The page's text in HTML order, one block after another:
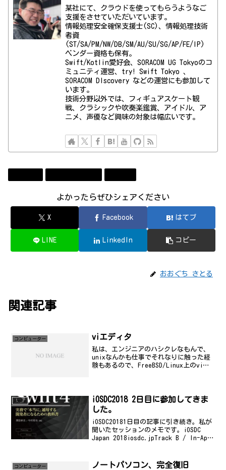
某社にて、クラウドを使ってもらうようなご
支援をさせていただいています。
情報処理安全確保支援士(SC)、情報処理技術
者資
(ST/SA/PM/NW/DB/SM/AU/SU/SG/AP/FE/IP)
ベンダー資格も保有。
Swift/Kotlin愛好会、SORACOM UG Tokyoのコ
ミュニティ運営、try! Swift Tokyo 、
SORACOM DIscovery などの運営にも参加して
います。
技術分野以外では、フィギュアスケート観
戦、クラシックや吹奏楽鑑賞、アイドル、ア
ニメ、声優など興味の対象は幅広いです。
よかったらぜひシェアください
X Facebook はてブ
LINE LinkedIn コピー
おおぐち さとる
関連記事
コンビューター viエディタ
私は、エンジニアのハシクレなもんで、
unixなんかも仕事でそれなりに触った経
験もあるので、FreeBSD/Linux上のviエ
読んで...
Apple
iOSDC2018 2日目に参加してきま
した。
iOSDC20181日目の記事に引き続き。私が
聞いたセッションのメモです。iOSDC
Japan 2018iosdc.jpTrack B / In-App
えて...
コンビューター ノートパソコン、完全復旧